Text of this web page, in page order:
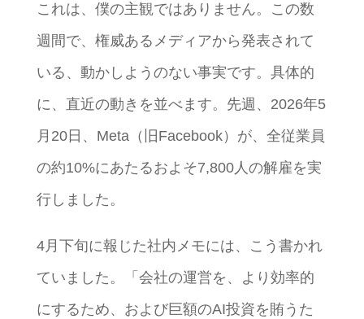
これは、僕の主観ではありません。この数
週間で、権威あるメディアから発表されて
いる、動かしようのない事実です。具体的
に、直近の動きを並べます。先週、2026年5
月20日、Meta（旧Facebook）が、全従業員
の約10%にあたるおよそ7,800人の解雇を実
行しました。
4月下旬に報じた社内メモには、こう書かれ
ていました。「会社の運営を、より効率的
にするため、および巨額のAI投資を賄うた